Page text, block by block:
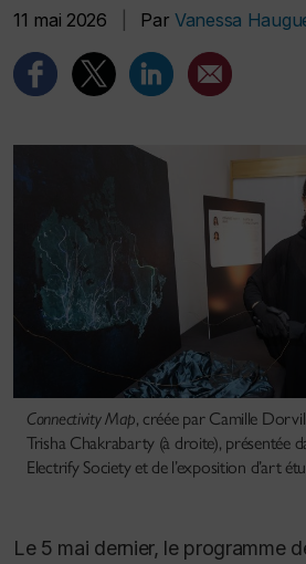
11 mai 2026 ParVanessa
Connectivity Map, créée par Camille
Trisha Chakrabarty (à droite), présentée
Electrify Society et de l’exposition d’art
Le 5 mai dernier, le programme